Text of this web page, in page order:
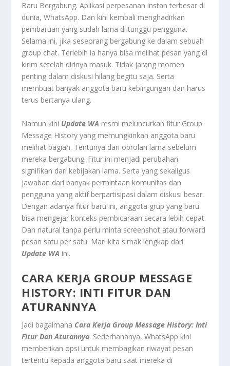
Baru Bergabung. Aplikasi perpesanan instan terbesar di
dunia, WhatsApp. Dan kini kembali menghadirkan
pembaruan yang sudah lama di tunggu pengguna.
Selama ini, jika seseorang bergabung ke dalam sebuah
group chat. Terlebih ia hanya bisa melihat pesan yang di
kirim setelah dirinya masuk. Tidak jarang momen
penting dalam diskusi hilang begitu saja. Serta
membuat banyak anggota baru kebingungan dan harus
terus bertanya ulang.
Namun kini Update WA resmi meluncurkan fitur Group
Message History yang memungkinkan anggota baru
melihat bagian. Tentunya dari obrolan lama sebelum
mereka bergabung. Fitur ini menjadi perubahan
signifikan dari kebijakan lama. Serta yang sekaligus
jawaban dari banyak permintaan komunitas dan
pengguna yang aktif berpartisipasi dalam diskusi besar.
Dengan adanya fitur baru ini, anggota grup yang baru
bisa mengejar konteks pembicaraan secara lebih cepat.
Dan natural tanpa perlu minta screenshot atau forward
pesan satu per satu. Mari kita simak lengkap dari
Update WA ini.
CARA KERJA GROUP MESSAGE
HISTORY: INTI FITUR DAN
ATURANNYA
Jadi bagaimana Cara Kerja Group Message History: Inti
Fitur Dan Aturannya. Sederhananya, WhatsApp kini
memberikan opsi untuk membagikan riwayat pesan
tertentu kepada anggota baru saat mereka di